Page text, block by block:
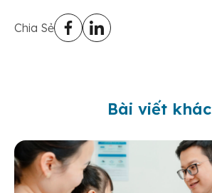
Chia Sẻ
Bài viết khác